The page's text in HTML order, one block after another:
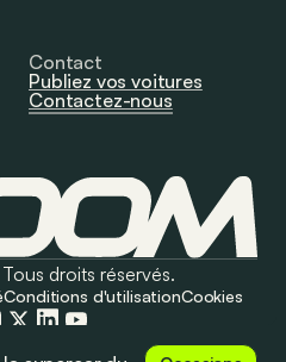
Contact
Publiez vos voitures
Contactez-nous
droits réservés.
Conditions d'utilisationCookies